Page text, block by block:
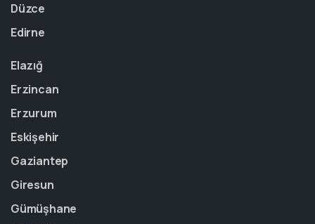
Düzce
Edirne
Elazığ
Erzincan
Erzurum
Eskişehir
Gaziantep
Giresun
Gümüşhane